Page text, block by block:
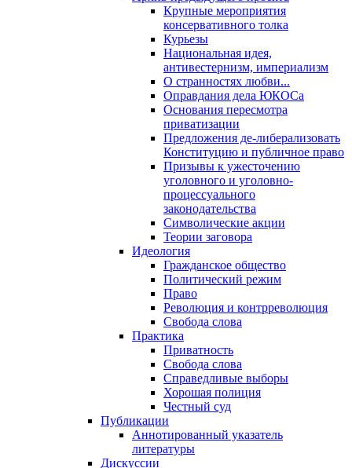
Крупные мероприятия
консервативного толка
Курьезы
Национальная идея,
антивестернизм, империализм
О странностях любви...
Оправдания дела ЮКОСа
Основания пересмотра
приватизации
Предложения де-либерализовать
Конституцию и публичное право
Призывы к ужесточению
уголовного и уголовно-
процессуального
законодательства
Символические акции
Теории заговора
Идеология
Гражданское общество
Политический режим
Право
Революция и контрреволюция
Свобода слова
Практика
Приватность
Свобода слова
Справедливые выборы
Хорошая полиция
Честный суд
Публикации
Аннотированный указатель
литературы
Дискуссии